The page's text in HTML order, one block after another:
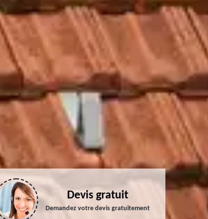
Devis gratuit
Demandez votre devis gratuitement